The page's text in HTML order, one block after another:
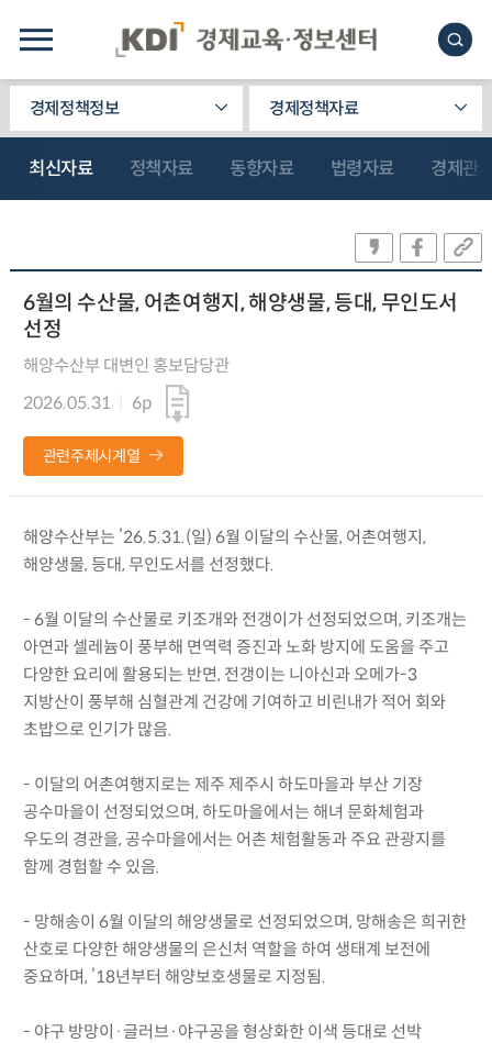
경제정책정보 경제정책자료
최신자료 정책자료 동향자료 법령자료 경제관
6월의 수산물, 어촌여행지, 해양생물, 등대, 무인도서
선정
해양수산부 대변인 홍보담당관
2026.05.31
6p
관련주제시계열
해양수산부는 ’26.5.31.(일) 6월 이달의 수산물, 어촌여행지,
해양생물, 등대, 무인도서를 선정했다.
- 6월 이달의 수산물로 키조개와 전갱이가 선정되었으며, 키조개는
아연과 셀레늄이 풍부해 면역력 증진과 노화 방지에 도움을 주고
다양한 요리에 활용되는 반면, 전갱이는 니아신과 오메가-3
지방산이 풍부해 심혈관계 건강에 기여하고 비린내가 적어 회와
초밥으로 인기가 많음.
- 이달의 어촌여행지로는 제주 제주시 하도마을과 부산 기장
공수마을이 선정되었으며, 하도마을에서는 해녀 문화체험과
우도의 경관을, 공수마을에서는 어촌 체험활동과 주요 관광지를
함께 경험할 수 있음.
- 망해송이 6월 이달의 해양생물로 선정되었으며, 망해송은 희귀한
산호로 다양한 해양생물의 은신처 역할을 하여 생태계 보전에
중요하며, ’18년부터 해양보호생물로 지정됨.
- 야구 방망이·글러브·야구공을 형상화한 이색 등대로 선박